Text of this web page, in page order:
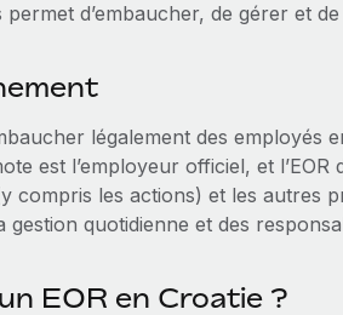
d’embaucher, de gérer et
légalement des employés
est l’employeur officiel, et l’EOR
compris les actions) et les autres
quotidienne et des
EOR en Croatie ?